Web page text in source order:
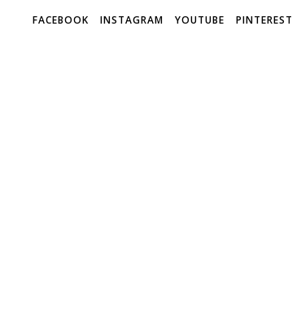
FACEBOOK INSTAGRAM YOUTUBE PINTEREST